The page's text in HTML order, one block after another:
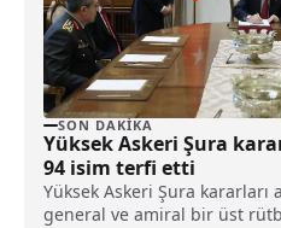
SON DAKIKA
Yüksek Askeri Şura
94 isim terfi etti
Yüksek Askeri Şura kararları
general ve amiral bir üst